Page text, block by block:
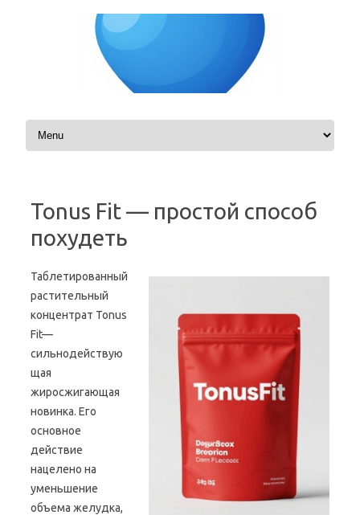
Skip to content
Tonus Fit — простой способ
похудеть
Таблетированный
растительный
концентрат Tonus
Fit—
сильнодействую
щая
жиросжигающая
новинка. Его
основное
действие
нацелено на
уменьшение
объема желудка,